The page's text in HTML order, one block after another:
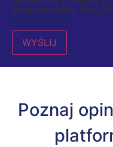
przetwarzaniu
Poznaj